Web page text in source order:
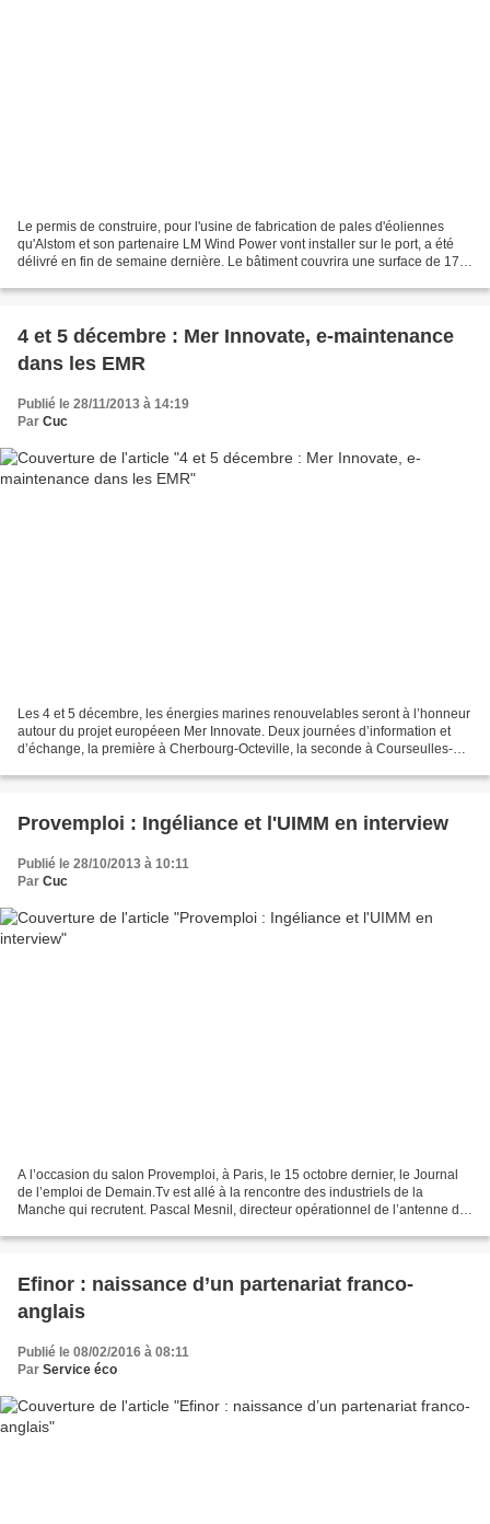
Le permis de construire, pour l'usine de fabrication de pales d'éoliennes
qu'Alstom et son partenaire LM Wind Power vont installer sur le port, a été
délivré en fin de semaine dernière. Le bâtiment couvrira une surface de 17
4 et 5 décembre : Mer Innovate, e-maintenance
dans les EMR
Publié le 28/11/2013 à 14:19
Par Cuc
Les 4 et 5 décembre, les énergies marines renouvelables seront à l’honneur
autour du projet européeen Mer Innovate. Deux journées d’information et
d’échange, la première à Cherbourg-Octeville, la seconde à Courseulles-
Provemploi : Ingéliance et l'UIMM en interview
Publié le 28/10/2013 à 10:11
Par Cuc
A l’occasion du salon Provemploi, à Paris, le 15 octobre dernier, le Journal
de l’emploi de Demain.Tv est allé à la rencontre des industriels de la
Manche qui recrutent. Pascal Mesnil, directeur opérationnel de l’antenne de
Efinor : naissance d’un partenariat franco-
anglais
Publié le 08/02/2016 à 08:11
Par Service éco